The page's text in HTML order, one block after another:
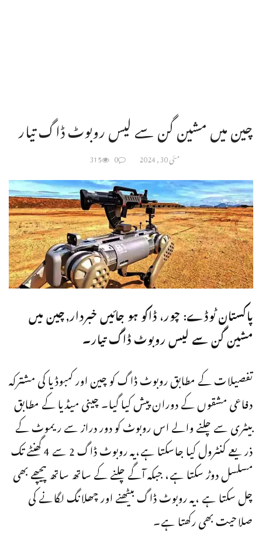
چین میں مشین گن سے لیس روبوٹ ڈاگ تیار
مئی 30, 2024 0
315
پاکستان ٹوڈے: چور، ڈاکو ہو جائیں خبردار,چین میں
مشین گن سے لیس روبوٹ ڈاگ تیار۔
تفصیلات کے مطابق روبوٹ ڈاگ کو چین اور کمبوڈیا کی مشترکہ
دفاعی مشقوں کے دوران پیش کیا گیا۔ چینی میڈیا کے مطابق
بیٹری سے چلنے والے اس روبوٹ کو دور دراز سے ریموٹ کے
ذریعے کنٹرول کیا جاسکتا ہے،یہ روبوٹ ڈاگ 2 سے 4 گھنٹے تک
مسلسل دوڑ سکتا ہے، جبکہ آگے چلنے کے ساتھ ساتھ پیچھے بھی
چل سکتا ہے ،یہ روبوٹ ڈاگ بیٹھنے اور چھلانگ لگانے کی
صلاحیت بھی رکھتا ہے۔